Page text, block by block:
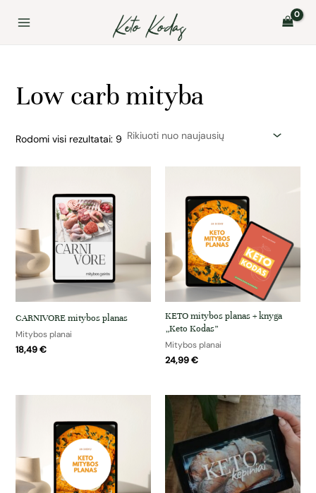
Low carb mityba
Rodomi visi rezultatai: 9
pagal
naujausią
CARNIVORE mitybos planas
Mitybos planai
18,49€
KETO mitybos planas + knyga
„Keto Kodas”
Mitybos planai
24,99€